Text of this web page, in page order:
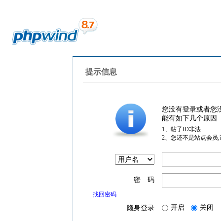
提示信息
您没有登录或者您
能有如下几个原因
1、帖子ID非法
2、您还不是站点会员
密 码
找回密码
隐身登录 开启 关闭